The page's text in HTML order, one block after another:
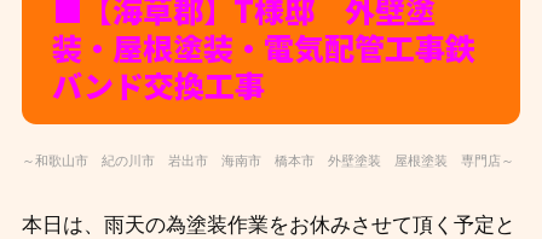
■【海草郡】T様邸 外壁塗
装・屋根塗装・電気配管工事鉄
バンド交換工事
～和歌山市 紀の川市 岩出市 海南市 橋本市 外壁塗装 屋根塗装 専門店～
本日は、雨天の為塗装作業をお休みさせて頂く予定と